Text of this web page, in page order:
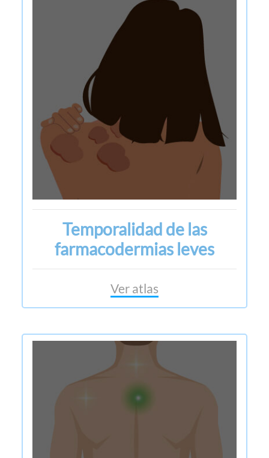
Temporalidad de las
farmacodermias leves
Ver atlas